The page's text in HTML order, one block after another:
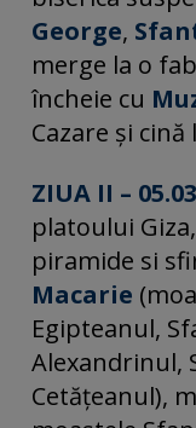
George,
merge la o
încheie cu
Cazare și
ZIUA II –
platoului
piramide si
Macarie
Egipteanul,
Alexandrinul,
Cetăţeanul),